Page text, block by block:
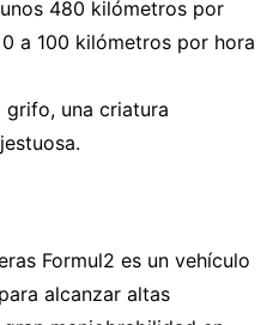
480 kilómetros por
a 100 kilómetros por hora
grifo, una criatura
Formul2 es un vehículo
alcanzar altas